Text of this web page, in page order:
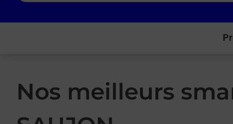
Nos meilleurs